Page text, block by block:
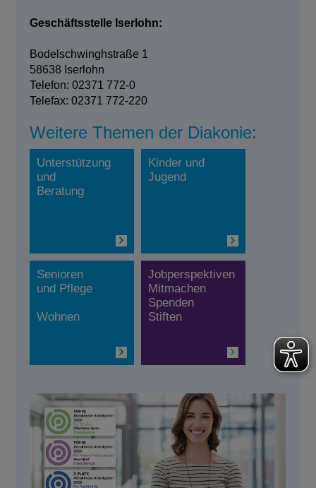
Geschäftsstelle Iserlohn:
Bodelschwinghstraße 1
58638 Iserlohn
Telefon: 02371 772-0
Telefax: 02371 772-220
Weitere Themen der Diakonie:
Unterstützung
und
Beratung
Kinder und
Jugend
Senioren
und Pflege
Wohnen
Jobperspektiven
Mitmachen
Spenden
Stiften